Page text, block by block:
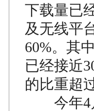
下载量已
及无线平
60%。其
已经接近
的比重超
今年4月